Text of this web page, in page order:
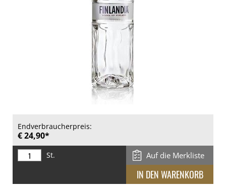
Endverbraucherpreis:
€ 24,90*
St. Auf die Merkliste